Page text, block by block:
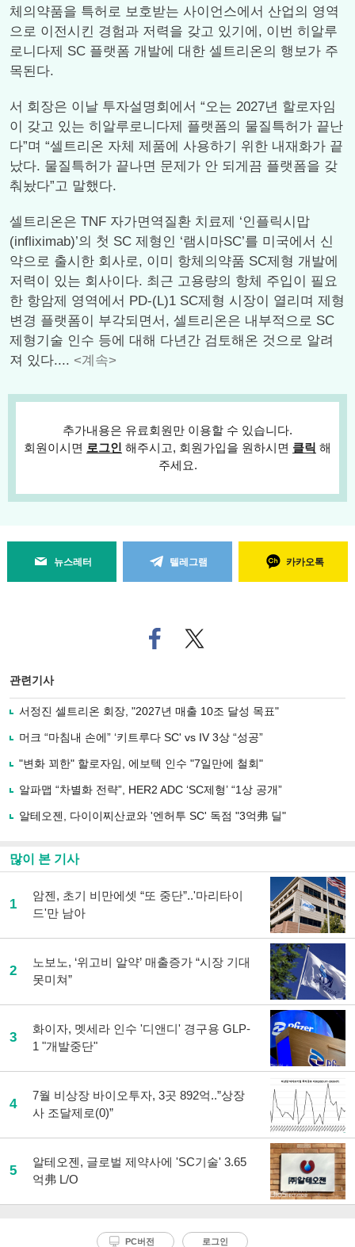
체의약품을 특허로 보호받는 사이언스에서 산업의 영역
으로 이전시킨 경험과 저력을 갖고 있기에, 이번 히알루
로니다제 SC 플랫폼 개발에 대한 셀트리온의 행보가 주
목된다.
서 회장은 이날 투자설명회에서 “오는 2027년 할로자임
이 갖고 있는 히알루로니다제 플랫폼의 물질특허가 끝난
다”며 “셀트리온 자체 제품에 사용하기 위한 내재화가 끝
났다. 물질특허가 끝나면 문제가 안 되게끔 플랫폼을 갖
춰놨다”고 말했다.
셀트리온은 TNF 자가면역질환 치료제 ‘인플릭시맙
(infliximab)’의 첫 SC 제형인 ‘램시마SC’를 미국에서 신
약으로 출시한 회사로, 이미 항체의약품 SC제형 개발에
저력이 있는 회사이다. 최근 고용량의 항체 주입이 필요
한 항암제 영역에서 PD-(L)1 SC제형 시장이 열리며 제형
변경 플랫폼이 부각되면서, 셀트리온은 내부적으로 SC
제형기술 인수 등에 대해 다년간 검토해온 것으로 알려
져 있다.... <계속>
추가내용은 유료회원만 이용할 수 있습니다.
회원이시면 로그인 해주시고, 회원가입을 원하시면 클릭 해
주세요.
뉴스레터 텔레그램 카카오톡
페
이
로
사
유
기
트위
터로
관련기사
서정진 셀트리온 회장, "2027년 매출 10조 달성 목표"
머크 “마침내 손에” ‘키트루다 SC' vs IV 3상 “성공”
"변화 꾀한" 할로자임, 에보텍 인수 "7일만에 철회"
알파맵 “차별화 전략”, HER2 ADC ‘SC제형’ “1상 공개”
알테오젠, 다이이찌산쿄와 '엔허투 SC' 독점 "3억弗 딜"
많이 본 기사
1
암젠, 초기 비만에셋 “또 중단”..'마리타이
드'만 남아
2
노보노, ‘위고비 알약’ 매출증가 “시장 기대
못미쳐”
3
화이자, 멧세라 인수 '디앤디' 경구용 GLP-
1 "개발중단"
4
7월 비상장 바이오투자, 3곳 892억..”상장
사 조달제로(0)”
5
알테오젠, 글로벌 제약사에 'SC기술' 3.65
억弗 L/O
PC버전 로그인